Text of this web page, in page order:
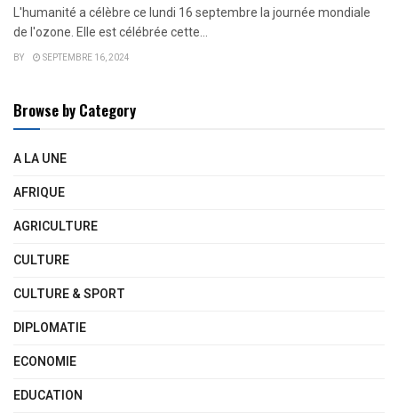
L'humanité a célèbre ce lundi 16 septembre la journée mondiale
de l'ozone. Elle est célébrée cette...
BY SEPTEMBRE 16, 2024
Browse by Category
A LA UNE
AFRIQUE
AGRICULTURE
CULTURE
CULTURE & SPORT
DIPLOMATIE
ECONOMIE
EDUCATION